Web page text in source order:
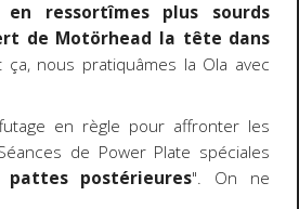
en ressortîmes plus sourds
de Motörhead la tête dans
nous pratiquâmes la Ola avec
en règle pour affronter les
de Power Plate spéciales
postérieures". On ne